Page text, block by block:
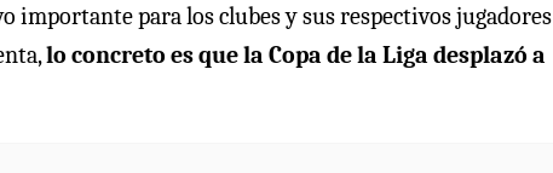
importante para los clubes y sus respectivos jugadores
lo concreto es que la Copa de la Liga desplazó a